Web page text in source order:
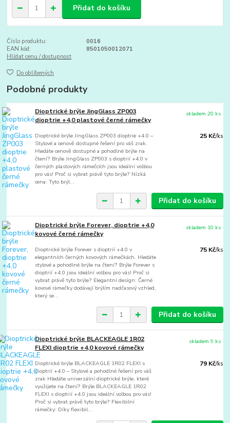
Přidat do košíku
Číslo produktu:
0016
EAN kód:
8501050012071
Hlídat cenu / dostupnost
Do oblíbených
Podobné produkty
Dioptrické brýle JingGlass ZP003
dioptrie +4,0 plastové černé rámečky
Dioptrické brýle JingGlass ZP003 dioptrie +4.0 –
Stylové a cenově dostupné řešení pro váš zrak.
Hledáte cenově dostupné a pohodlné brýle na
čtení? Brýle JingGlass ZP003 s dioptrií +4.0 v
černých plastových rámečcích jsou ideální volbou
pro vás! Proč si vybrat právě tyto brýle? Nízká
cena: Tyto brýl...
25 Kč/ks
skladem 20 ks
Přidat do košíku
Dioptrické brýle Forever, dioptrie +4,0
kovové černé rámečky
Dioptrické brýle Forever s dioptrií +4.0 v
elegantních černých kovových rámečkách. Hledáte
stylové a pohodlné brýle na čtení? Brýle Forever s
dioptrií +4.0 jsou ideální volbou pro vás! Proč si
vybrat právě tyto brýle? Elegantní design: Černé
kovové rámečky dodávají brýlím nadčasový vzhled,
který se...
75 Kč/ks
skladem 10 ks
Přidat do košíku
Dioptrické brýle BLACKEAGLE 1R02
FLEXI dioptrie +4,0 kovové rámečky
Dioptrické brýle BLACKEAGLE 1R02 FLEXI s
dioptrií +4.0 – Stylové a pohodlné řešení pro váš
zrak Hledáte univerzální dioptrické brýle, které
využijete na čtení? Brýle BLACKEAGLE 1R02
FLEXI s dioptrií +4.0 jsou ideální volbou pro vás!
Proč si vybrat právě tyto brýle? Flexibilní
rámečky: Díky flexibil...
79 Kč/ks
skladem 9 ks